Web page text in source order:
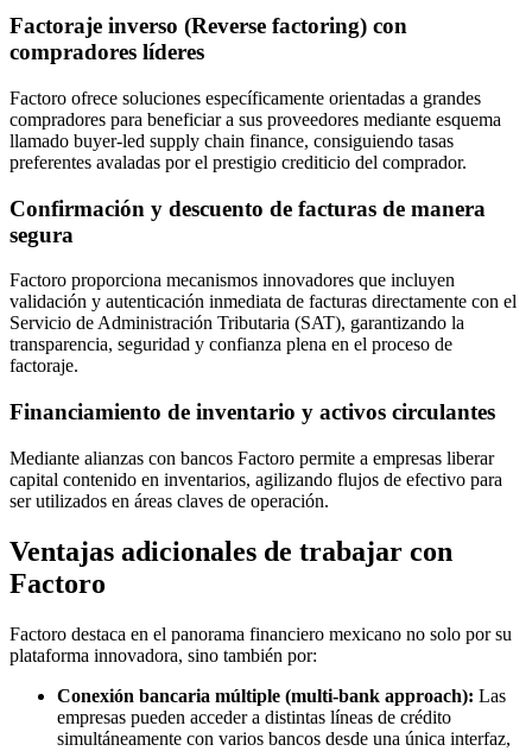
Factoraje inverso (Reverse factoring) con
compradores líderes
Factoro ofrece soluciones específicamente orientadas a grandes
compradores para beneficiar a sus proveedores mediante esquema
llamado buyer-led supply chain finance, consiguiendo tasas
preferentes avaladas por el prestigio crediticio del comprador.
Confirmación y descuento de facturas de manera
segura
Factoro proporciona mecanismos innovadores que incluyen
validación y autenticación inmediata de facturas directamente con el
Servicio de Administración Tributaria (SAT), garantizando la
transparencia, seguridad y confianza plena en el proceso de
factoraje.
Financiamiento de inventario y activos circulantes
Mediante alianzas con bancos Factoro permite a empresas liberar
capital contenido en inventarios, agilizando flujos de efectivo para
ser utilizados en áreas claves de operación.
Ventajas adicionales de trabajar con
Factoro
Factoro destaca en el panorama financiero mexicano no solo por su
plataforma innovadora, sino también por:
Conexión bancaria múltiple (multi-bank approach): Las
empresas pueden acceder a distintas líneas de crédito
simultáneamente con varios bancos desde una única interfaz,